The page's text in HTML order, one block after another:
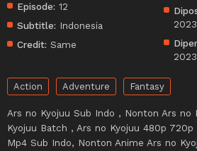
Episode: 12
Subtitle: Indonesia
Credit: Same
2023
2023
Action Adventure Fantasy
Ars no Kyojuu Sub Indo , Nonton Ars no
Kyojuu Batch , Ars no Kyojuu 480p
Mp4 Sub Indo, Nonton Anime Ars no